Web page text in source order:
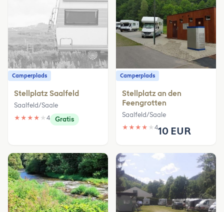
Camperplads
Stellplatz Saalfeld
Saalfeld/Saale
★ ★ ★ ★ ★ 4 Gratis
Camperplads
Stellplatz an den
Feengrotten
Saalfeld/Saale
★ ★ ★ ★ ★ 410 EUR